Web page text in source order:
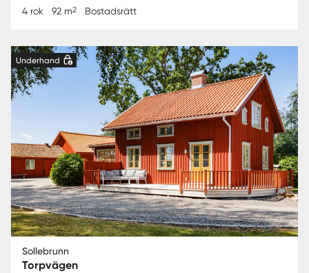
4 rok 92 m2 Bostadsrätt
Underhand
Sollebrunn
Torpvägen